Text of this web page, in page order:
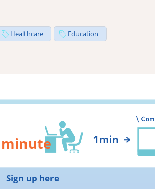
Healthcare
Education
minute
Sign up here